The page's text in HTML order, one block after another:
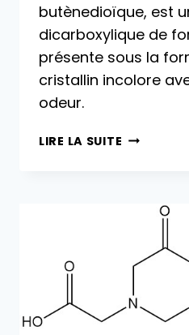
butènedioïque, est
dicarboxylique de
présente sous la
cristallin incolore
odeur.
LIRE LA SUITE ACIDE